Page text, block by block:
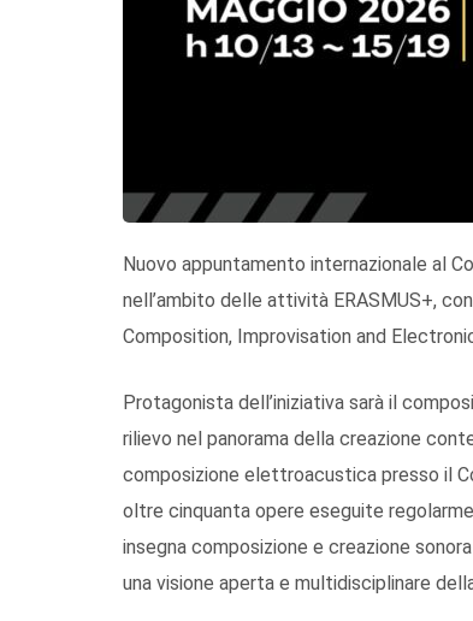
Nuovo appuntamento internazionale al
nell’ambito delle attività ERASMUS+,
Composition, Improvisation and
Protagonista dell’iniziativa sarà il
rilievo nel panorama della creazione
composizione elettroacustica presso il
oltre cinquanta opere eseguite
insegna composizione e creazione
una visione aperta e multidisciplinare